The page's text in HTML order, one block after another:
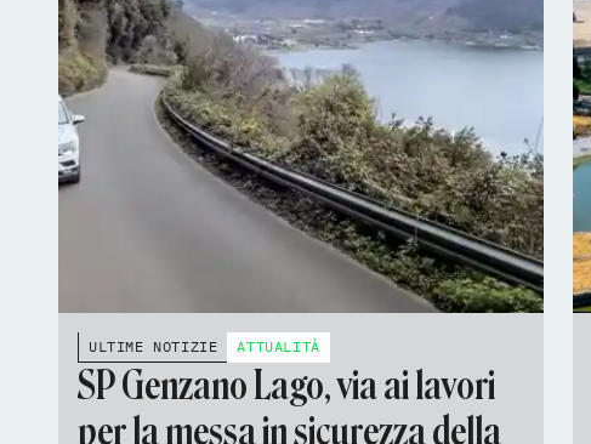
ULTIME NOTIZIE ATTUALITÀ
SP Genzano Lago, via ai lavori
per la messa in sicurezza della